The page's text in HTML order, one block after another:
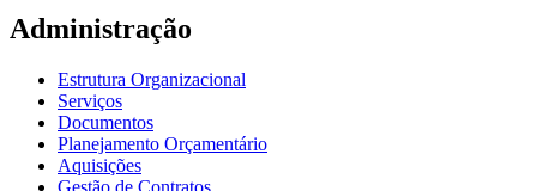
Administração
Estrutura Organizacional
Serviços
Documentos
Planejamento Orçamentário
Aquisições